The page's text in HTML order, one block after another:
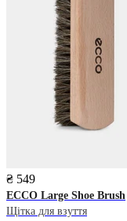
₴ 549
ECCO Large Shoe Brush
Щітка для взуття